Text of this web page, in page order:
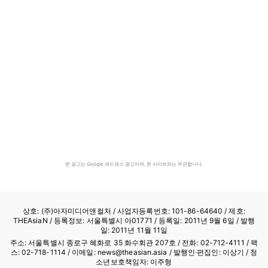
본 광고는 Google 애드센스 광고이며, 본 사이트와는 무관합니다.
상호: (주)아자미디어앤컬처 /사업자등록번호: 101-86-64640 / 제호:
THEAsiaN / 등록정보: 서울특별시 아01771 / 등록일: 2011년 9월 6일 / 발행
일: 2011년 11월 11일
주소: 서울특별시 종로구 혜화로 35 화수회관 207호 / 전화: 02-712-4111 / 팩
스: 02-718-1114 / 이메일: news@theasian.asia / 발행인·편집인: 이상기 / 청
소년보호책임자: 이주형